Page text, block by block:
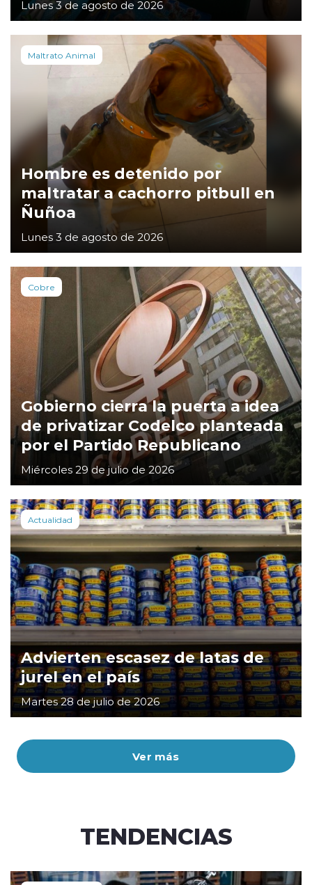
Ver más
Lunes 3 de agosto de 2026
Maltrato Animal
Hombre es detenido por
maltratar a cachorro pitbull en
Ñuñoa
Lunes 3 de agosto de 2026
Cobre
Gobierno cierra la puerta a idea
de privatizar Codelco planteada
por el Partido Republicano
Miércoles 29 de julio de 2026
Actualidad
Advierten escasez de latas de
jurel en el país
Martes 28 de julio de 2026
TENDENCIAS